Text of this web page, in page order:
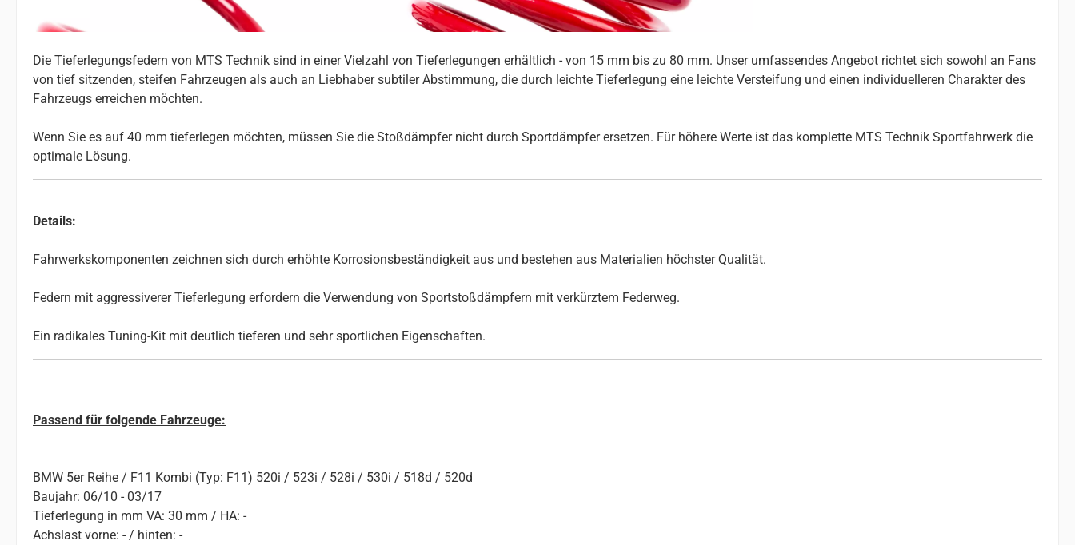
Die Tieferlegungsfedern von MTS Technik sind in einer Vielzahl von Tieferlegungen erhältlich - von 15 mm bis zu 80 mm. Unser umfassendes Angebot richtet sich sowohl an Fans
von tief sitzenden, steifen Fahrzeugen als auch an Liebhaber subtiler Abstimmung, die durch leichte Tieferlegung eine leichte Versteifung und einen individuelleren Charakter des
Fahrzeugs erreichen möchten.
Wenn Sie es auf 40 mm tieferlegen möchten, müssen Sie die Stoßdämpfer nicht durch Sportdämpfer ersetzen. Für höhere Werte ist das komplette MTS Technik Sportfahrwerk die
optimale Lösung.
Details:
Fahrwerkskomponenten zeichnen sich durch erhöhte Korrosionsbeständigkeit aus und bestehen aus Materialien höchster Qualität.
Federn mit aggressiverer Tieferlegung erfordern die Verwendung von Sportstoßdämpfern mit verkürztem Federweg.
Ein radikales Tuning-Kit mit deutlich tieferen und sehr sportlichen Eigenschaften.
Passend für folgende Fahrzeuge:
BMW 5er Reihe / F11 Kombi (Typ: F11) 520i / 523i / 528i / 530i / 518d / 520d
Baujahr: 06/10 - 03/17
Tieferlegung in mm VA: 30 mm / HA: -
Achslast vorne: - / hinten: -